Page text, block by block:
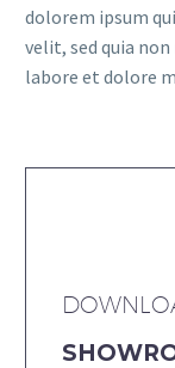
dolorem ipsum
velit, sed quia
labore et dolore